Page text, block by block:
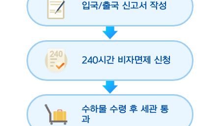
입국/출국 신고서 작성
240시간 비자면제 신청
수하물 수령 후 세관 통
과